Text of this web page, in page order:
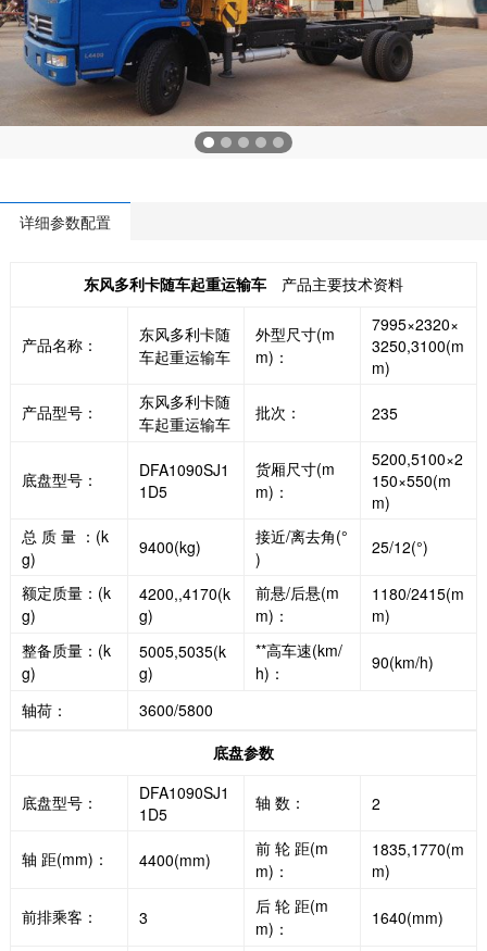
详细参数配置
东风多利卡随车起重运输车产品主要技术资料
产品名称：
东风多利卡随
车起重运输车
外型尺寸(m
m)：
7995×2320×
3250,3100(m
m)
产品型号：
东风多利卡随
车起重运输车
批次： 235
底盘型号：
DFA1090SJ1
1D5
货厢尺寸(m
m)：
5200,5100×2
150×550(m
m)
总 质 量 ：(k
g)
9400(kg)
接近/离去角(°
)
25/12(°)
额定质量：(k
g)
4200,,4170(k
g)
前悬/后悬(m
m)：
1180/2415(m
m)
整备质量：(k
g)
5005,5035(k
g)
**高车速(km/
h)：
90(km/h)
轴荷：
3600/5800
底盘参数
底盘型号：
DFA1090SJ1
1D5
轴 数： 2
轴 距(mm)： 4400(mm)
前 轮 距(m
m)：
1835,1770(m
m)
前排乘客： 3
后 轮 距(m
m)：
1640(mm)